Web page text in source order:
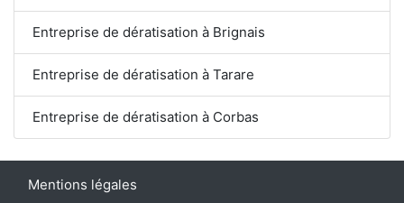
Entreprise de dératisation à Brignais
Entreprise de dératisation à Tarare
Entreprise de dératisation à Corbas
Mentions légales